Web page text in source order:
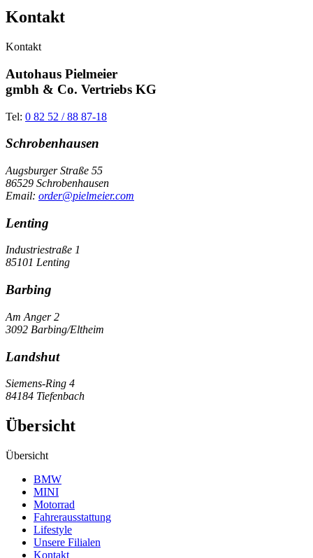
Kontakt
Kontakt
Autohaus Pielmeier
gmbh & Co. Vertriebs KG
Tel: 0 82 52 / 88 87-18
Schrobenhausen
Augsburger Straße 55
86529 Schrobenhausen
Email: order@pielmeier.com
Lenting
Industriestraße 1
85101 Lenting
Barbing
Am Anger 2
3092 Barbing/Eltheim
Landshut
Siemens-Ring 4
84184 Tiefenbach
Übersicht
Übersicht
BMW
MINI
Motorrad
Fahrerausstattung
Lifestyle
Unsere Filialen
Kontakt